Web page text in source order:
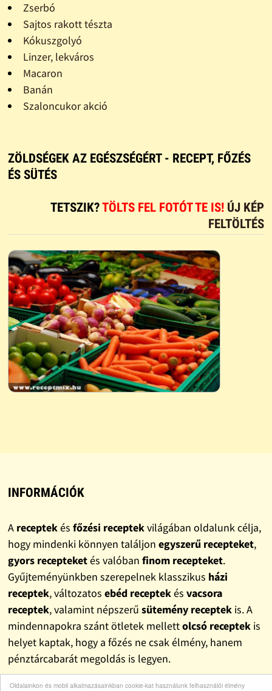
Oldalainkon és mobil alkalmazásainkban cookie-kat használunk felhasználói élmény
Zserbó
Sajtos rakott tészta
Kókuszgolyó
Linzer, lekváros
Macaron
Banán
Szaloncukor akció
ZÖLDSÉGEK AZ EGÉSZSÉGÉRT - RECEPT, FŐZÉS
ÉS SÜTÉS
TETSZIK?TÖLTS FEL FOTÓT TE IS! ÚJ KÉP
FELTÖLTÉS
INFORMÁCIÓK
A receptekés főzési receptekvilágában oldalunk célja,
hogy mindenki könnyen találjon egyszerű recepteket,
gyors recepteketés valóban finom recepteket.
Gyűjteményünkben szerepelnek klasszikus házi
receptek, változatos ebéd receptekés vacsora
receptek, valamint népszerű sütemény receptekis. A
mindennapokra szánt ötletek mellettolcsó receptekis
helyet kaptak, hogy a főzés ne csak élmény, hanem
pénztárcabarát megoldás is legyen.